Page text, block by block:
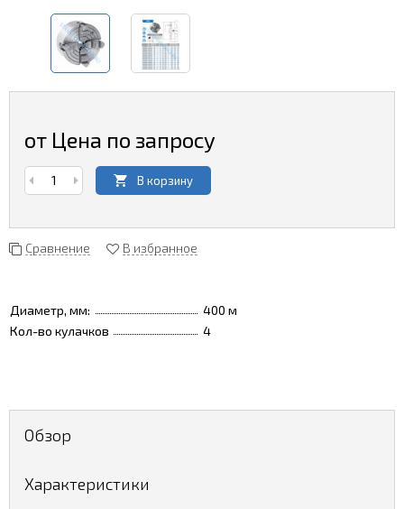
от Цена по запросу
В корзину
Сравнение В избранное
Диаметр, мм:
400 м
Кол-во кулачков
4
Обзор
Характеристики